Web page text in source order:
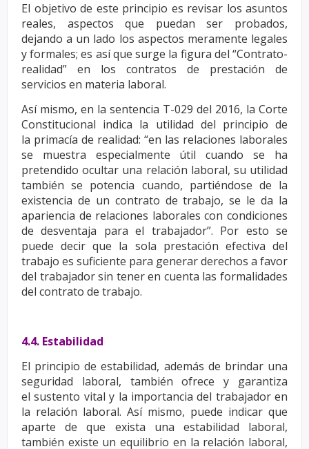
El objetivo de este principio es revisar los asuntos
reales, aspectos que puedan ser probados,
dejando a un lado los aspectos meramente legales
y formales; es así que surge la figura del “Contrato-
realidad” en los contratos de prestación de
servicios en materia laboral.
Así mismo, en la sentencia T-029 del 2016, la Corte
Constitucional indica la utilidad del principio de
la primacía de realidad: “en las relaciones laborales
se muestra especialmente útil cuando se ha
pretendidoocultar una relación laboral, su utilidad
también se potencia cuando, partiéndose de la
existencia de un contrato de trabajo, se le da la
apariencia de relaciones laborales con condiciones
de desventaja para el trabajador”. Por esto se
puede decir que la sola prestación efectiva del
trabajo es suficiente para generarderechos a favor
del trabajador sin tener en cuenta las formalidades
del contrato de trabajo.
4.4. Estabilidad
El principio de estabilidad, además de brindar una
seguridad laboral, también ofrece y garantiza
elsustento vital y la importancia del trabajador en
la relación laboral. Así mismo, puede indicar que
apartede que exista una estabilidad laboral,
también existe un equilibrio en la relación laboral,